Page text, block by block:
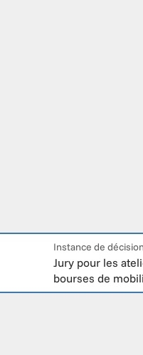
Instance de décision
Jury pour les
bourses de